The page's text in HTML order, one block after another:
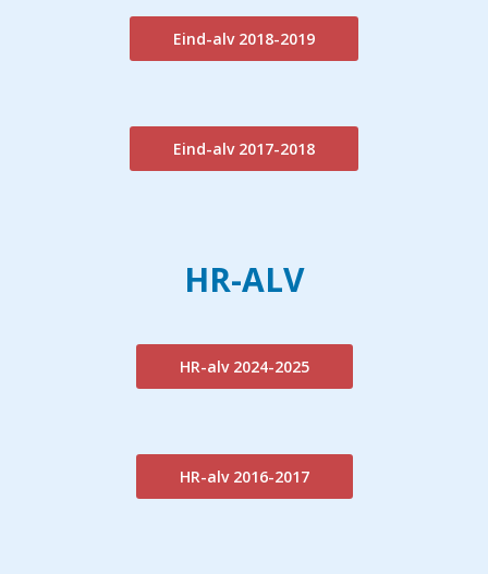
Eind-alv 2018-2019
Eind-alv 2017-2018
HR-ALV
HR-alv 2024-2025
HR-alv 2016-2017